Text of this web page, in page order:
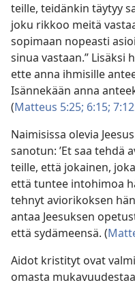
teille, teidänkin täytyy
joku rikkoo meitä
sopimaan nopeasti
sinua vastaan.” Lisäksi
ette anna ihmisille
Isännekään anna
(Matteus 5:25; 6:15; 7:12
Naimisissa olevia
sanotun: ’Et saa tehdä
teille, että jokainen,
että tuntee intohimoa
tehnyt aviorikoksen
antaa Jeesuksen
että sydämeensä. (
Aidot kristityt ovat
omasta